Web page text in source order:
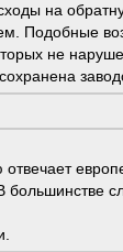
на
Подобные
не
большинстве